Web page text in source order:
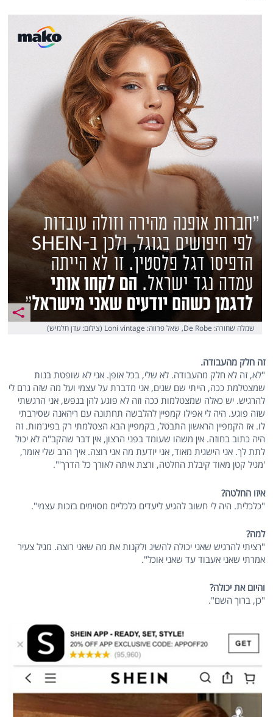
שמלה שחורה: De Robe, שאל פרווה: Loni vintage (צילום: עדן חלמיש)
זה חלק מהעבודה.
"לא, זה לא חלק מהעבודה. לא שלי, בכל אופן. אני לא שופטת בנות
שמצטלמת ככה, הייתי שם שנים, אני מדברת על עצמי ועל מה שזה גרם לי
להרגיש. יש כאלה שמצטלמות ככה וזה לא פוגע להן בנפש, אני הרגשתי
שזה פוגע. היה לי אפילו קמפיין להלבשה תחתונה עם ריהאנה שסירבתי
לו. אז הקמפיין הראשון התבטל, בקמפיין הבא הצטלמתי רק בפיג'מות. זה
היה כתוב בחוזה. אין משהו שעומד בפני הרצון, אין דבר שהקב"ה לא יכול
לתת לך. אני הישגית מאוד, אני יודעת מה אני רוצה. איך הרב שלי אומר,
'מגיל קטן מאוד קיבלת החלטה, ורצת איתה לאורך כל הדרך'".
איזו החלטה?
"כלכלית. היה לי חשוב להגיע ליעדים כלכליים מסוימים בזכות עצמי".
למה?
"רציתי להרגיש שאני יכולה להשיג ולקנות את מה שאני רוצה. מגיל צעיר
אמרתי שאני אעבוד עד שאני אוכל".
והיום את יכולה?
"כן, ברוך השם".